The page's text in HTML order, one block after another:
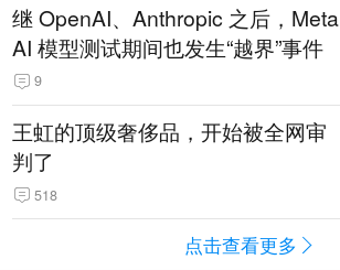
继 OpenAI、Anthropic 之后，Meta
AI 模型测试期间也发生“越界”事件
9
王虹的顶级奢侈品，开始被全网审
判了
518
点击查看更多